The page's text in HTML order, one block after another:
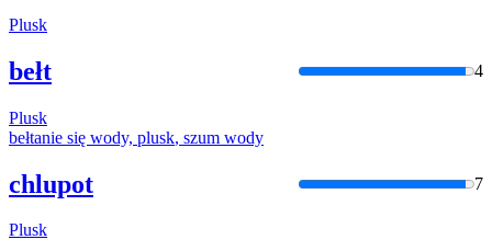
Plusk
bełt 4
Plusk
bełtanie się wody, plusk, szum wody
chlupot 7
Plusk